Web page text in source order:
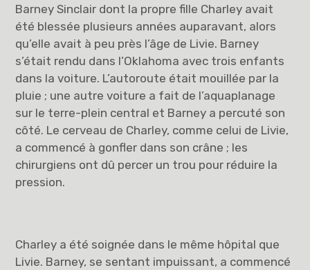
Barney Sinclair dont la propre fille Charley avait
été blessée plusieurs années auparavant, alors
qu’elle avait à peu près l’âge de Livie. Barney
s’était rendu dans l’Oklahoma avec trois enfants
dans la voiture. L’autoroute était mouillée par la
pluie ; une autre voiture a fait de l’aquaplanage
sur le terre-plein central et Barney a percuté son
côté. Le cerveau de Charley, comme celui de Livie,
a commencé à gonfler dans son crâne ; les
chirurgiens ont dû percer un trou pour réduire la
pression.
Charley a été soignée dans le même hôpital que
Livie. Barney, se sentant impuissant, a commencé